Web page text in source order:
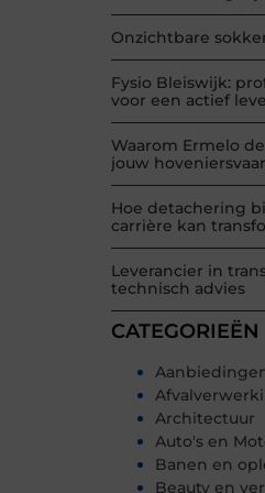
Onzichtbare
Fysio Bleiswijk:
voor een actief
Waarom Ermelo
jouw
Hoe detachering
carrière kan
Leverancier in
technisch advies
CATEGORIEËN
Architectuur
Auto's en
Banen en
Beauty en